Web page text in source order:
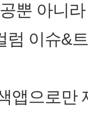
뿐 아니
럼 이슈&
앱으로만